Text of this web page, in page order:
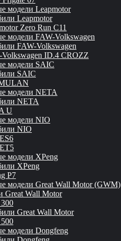
модели Leapmotor
Leapmotor
Zero Run C11
модели FAW-Volkswagen
FAW-Volkswagen
ID.4 CROZZ
модели SAIC
SAIC
модели NETA
NETA
U
модели NIO
NIO
модели XPeng
XPeng
P7
модели Great Wall Motor (GWM)
Great Wall Motor
Great Wall Motor
модели Dongfeng